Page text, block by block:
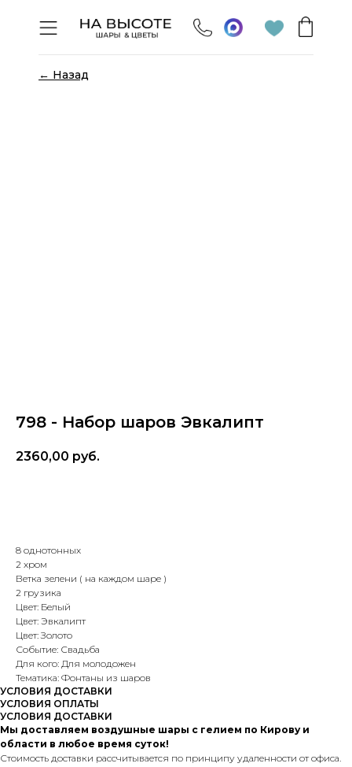
← Назад
798 - Набор шаров Эвкалипт
2360,00 руб.
8 однотонных
2 хром
Ветка зелени ( на каждом шаре )
2 грузика
Цвет: Белый
Цвет: Эвкалипт
Цвет: Золото
Событие: Свадьба
Для кого: Для молодожен
Тематика: Фонтаны из шаров
УСЛОВИЯ ДОСТАВКИ
УСЛОВИЯ ОПЛАТЫ
УСЛОВИЯ ДОСТАВКИ
Мы доставляем воздушные шары с гелием по Кирову и
области в любое время суток!
Стоимость доставки рассчитывается по принципу удаленности от офиса.